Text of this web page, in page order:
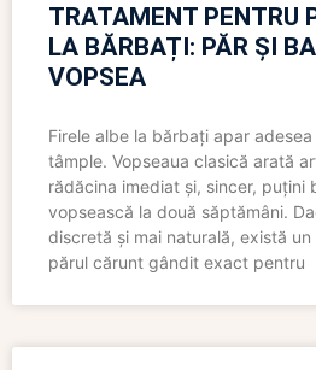
TRATAMENT PENTRU
LA BĂRBAȚI: PĂR ȘI
VOPSEA
Firele albe la bărbați apar
tâmple. Vopseaua clasică arată
rădăcina imediat și, sincer, puțini
vopsească la două săptămâni.
discretă și mai naturală, există
părul cărunt gândit exact pentru